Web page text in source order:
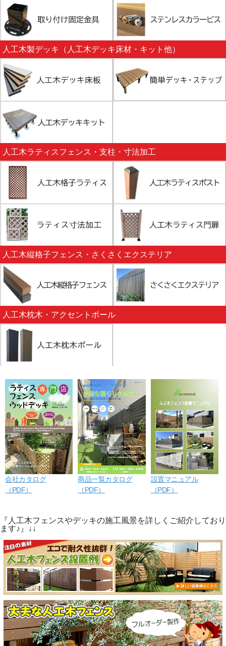
人工木製デッキ（人工木デッキ床材・キット他）
人工木ラティスフェンス・支柱・寸法加工
人工木縦格子フェンス・さくさくエクステリア
人工木枕木・アクセントポール
会社カタログ
（PDF）
商品一覧カタログ
（PDF）
設置マニュアル
（PDF）
『人工木フェンスやデッキの施工風景を詳しくご紹介しており
ます♪』↓↓